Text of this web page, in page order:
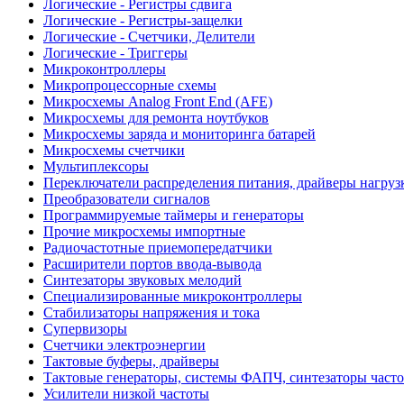
Логические - Регистры сдвига
Логические - Регистры-защелки
Логические - Счетчики, Делители
Логические - Триггеры
Микроконтроллеры
Микропроцессорные схемы
Микросхемы Analog Front End (AFE)
Микросхемы для ремонта ноутбуков
Микросхемы заряда и мониторинга батарей
Микросхемы счетчики
Мультиплексоры
Переключатели распределения питания, драйверы
Преобразователи сигналов
Программируемые таймеры и генераторы
Прочие микросхемы импортные
Радиочастотные приемопередатчики
Расширители портов ввода-вывода
Синтезаторы звуковых мелодий
Специализированные микроконтроллеры
Стабилизаторы напряжения и тока
Супервизоры
Счетчики электроэнергии
Тактовые буферы, драйверы
Тактовые генераторы, системы ФАПЧ, синтезаторы
Усилители низкой частоты